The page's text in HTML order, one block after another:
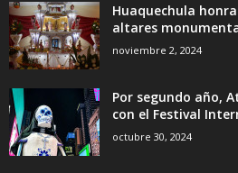
Huaquechula
altares
noviembre 2, 2024
Por segundo año,
con el Festival
octubre 30, 2024